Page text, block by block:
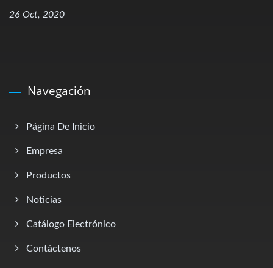
26 Oct, 2020
Navegación
Página De Inicio
Empresa
Productos
Noticias
Catálogo Electrónico
Contáctenos